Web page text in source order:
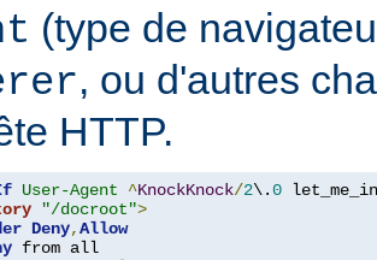
(type de
, ou d'autres
HTTP.
User-Agent ^KnockKnock/2\.0
"/docroot">
Deny,Allow
from all